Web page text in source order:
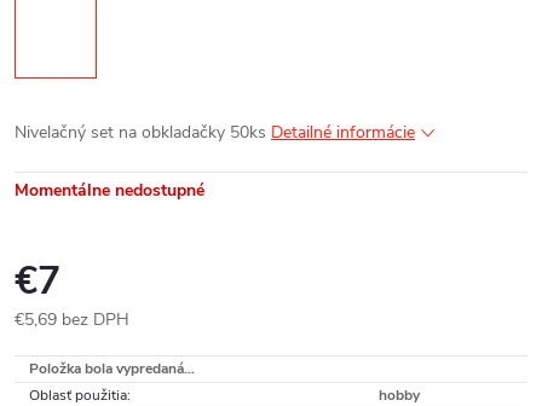
Nivelačný set na obkladačky 50ks Detailné informácie
Momentálne nedostupné
€7
€5,69 bez DPH
cena:
Položka bola vypredaná…
Oblasť použitia:
hobby